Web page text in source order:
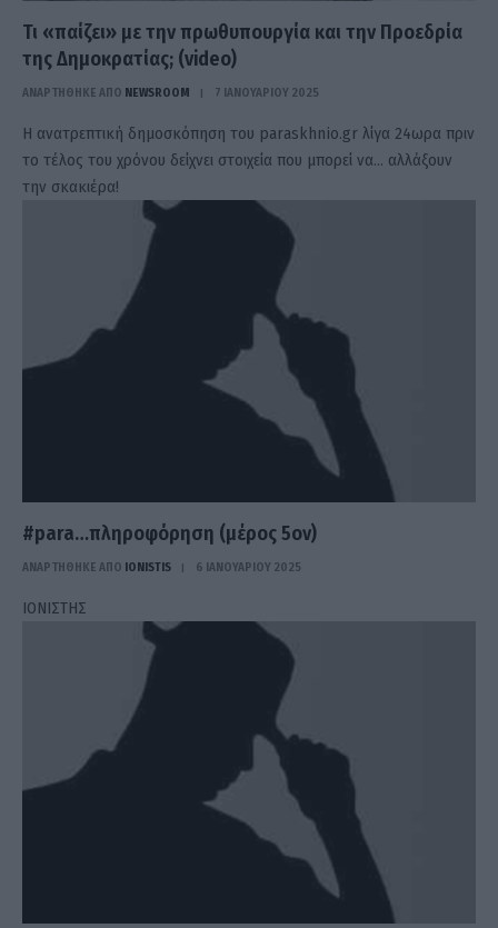
Τι «παίζει» με την πρωθυπουργία και την Προεδρία
της Δημοκρατίας; (video)
ΑΝΑΡΤΗΘΗΚΕ ΑΠΟ NEWSROOM 7 ΙΑΝΟΥΑΡΊΟΥ 2025
Η ανατρεπτική δημοσκόπηση του paraskhnio.gr λίγα 24ωρα πριν
το τέλος του χρόνου δείχνει στοιχεία που μπορεί να… αλλάξουν
την σκακιέρα!
#para…πληροφόρηση (μέρος 5ον)
ΑΝΑΡΤΗΘΗΚΕ ΑΠΟ IONISTIS 6 ΙΑΝΟΥΑΡΊΟΥ 2025
ΙΟΝΙΣΤΗΣ